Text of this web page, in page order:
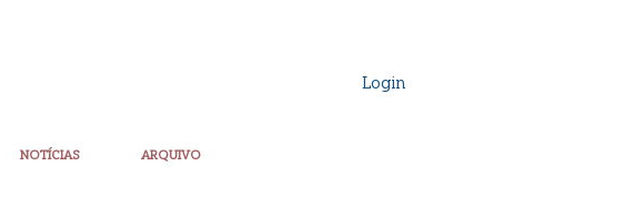
Login
NOTÍCIAS ARQUIVO